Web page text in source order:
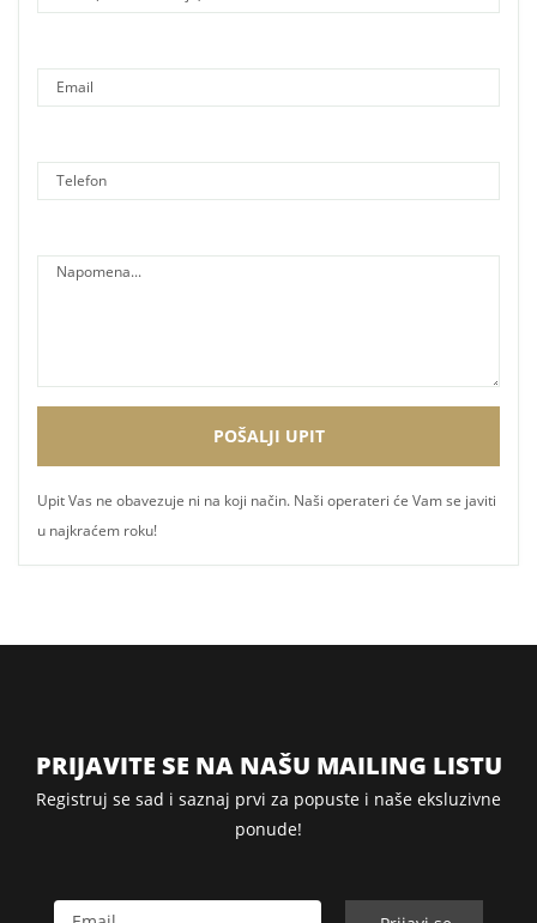
Upit Vas ne obavezuje ni na koji način. Naši operateri će Vam se javiti
u najkraćem roku!
PRIJAVITE SE NA NAŠU MAILING LISTU
Registruj se sad i saznaj prvi za popuste i naše eksluzivne
ponude!